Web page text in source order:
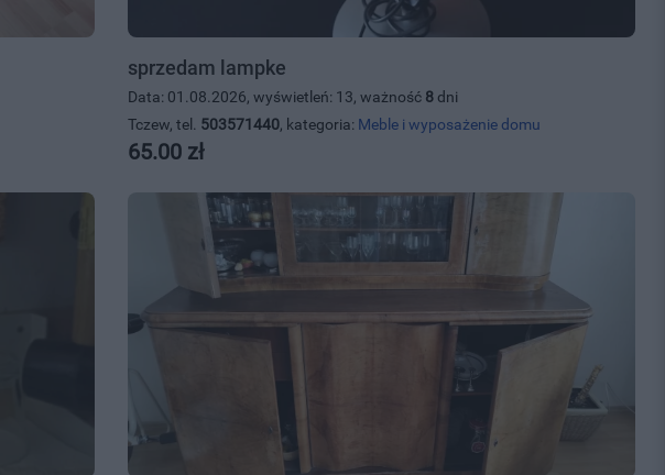
sprzedam lampke
Data: 01.08.2026, wyświetleń: 13, ważność 8dni
Tczew, tel. 503571440, kategoria: Meble i wyposażenie domu
65.00 zł